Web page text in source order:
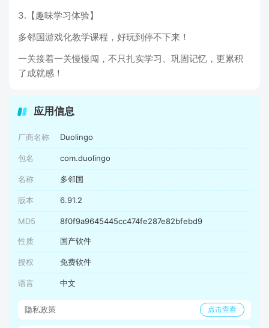
3.【趣味学习体验】
多邻国游戏化教学课程，好玩到停不下来！
一关接着一关慢慢闯，不只扎实学习、巩固记忆，更累积
了成就感！
应用信息
厂商名称 Duolingo
包名 com.duolingo
名称 多邻国
版本 6.91.2
MD5 8f0f9a9645445cc474fe287e82bfebd9
性质 国产软件
授权 免费软件
语言 中文
隐私政策 点击查看